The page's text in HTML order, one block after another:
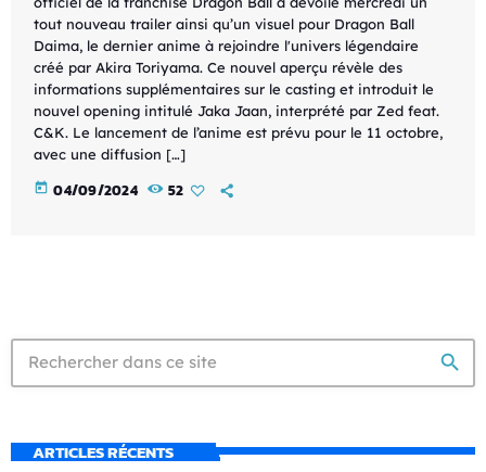
tout nouveau trailer ainsi qu’un visuel pour Dragon Ball
Daima, le dernier anime à rejoindre l'univers légendaire
créé par Akira Toriyama. Ce nouvel aperçu révèle des
informations supplémentaires sur le casting et introduit le
nouvel opening intitulé Jaka Jaan, interprété par Zed feat.
C&K. Le lancement de l’anime est prévu pour le 11 octobre,
avec une diffusion […]
today 04/09/2024 52
search
ARTICLES RÉCENTS